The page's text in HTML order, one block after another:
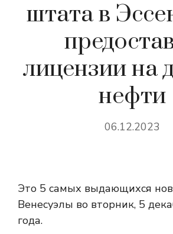
штата в
лицензии на
нефти
06.12.2023
Это 5 самых выдающихся
Венесуэлы во вторник, 5
года.